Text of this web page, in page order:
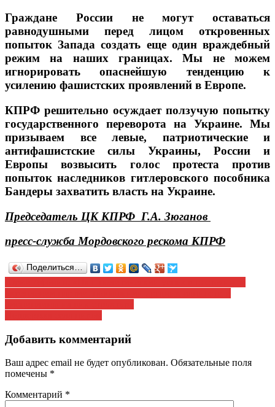
Граждане России не могут оставаться
равнодушными перед лицом откровенных
попыток Запада создать еще один враждебный
режим на наших границах. Мы не можем
игнорировать опаснейшую тенденцию к
усилению фашистских проявлений в Европе.
КПРФ решительно осуждает ползучую попытку
государственного переворота на Украине. Мы
призываем все левые, патриотические и
антифашистские силы Украины, России и
Европы возвысить голос протеста против
попыток наследников гитлеровского пособника
Бандеры захватить власть на Украине.
Председатель ЦК КПРФ Г.А. Зюганов
пресс-служба Мордовского рескома КПРФ
Поделиться…
Навигация
по
записям
Добавить комментарий
Ваш адрес email не будет опубликован. Обязательные поля
помечены *
Комментарий *